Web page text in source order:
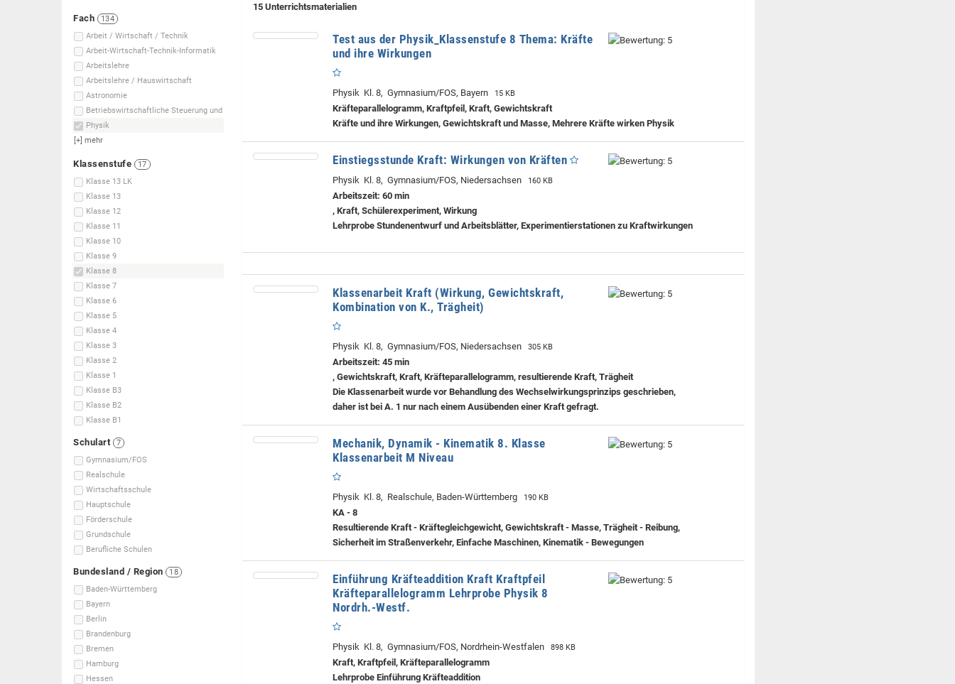
Fach
134
Arbeit / Wirtschaft / Technik
Arbeit-Wirtschaft-Technik-Informatik
Arbeitslehre
Arbeitslehre / Hauswirtschaft
Astronomie
Betriebswirtschaftliche Steuerung und
Physik
[+] mehr
Klassenstufe
17
Klasse 13 LK
Klasse 13
Klasse 12
Klasse 11
Klasse 10
Klasse 9
Klasse 8
Klasse 7
Klasse 6
Klasse 5
Klasse 4
Klasse 3
Klasse 2
Klasse 1
Klasse B3
Klasse B2
Klasse B1
Schulart
7
Gymnasium/FOS
Realschule
Wirtschaftsschule
Hauptschule
Förderschule
Grundschule
Berufliche Schulen
Bundesland / Region
18
Baden-Württemberg
Bayern
Berlin
Brandenburg
Bremen
Hamburg
Hessen
15 Unterrichtsmaterialien
Test aus der Physik_Klassenstufe 8 Thema: Kräfte
und ihre Wirkungen
Physik Kl. 8, Gymnasium/FOS, Bayern 15 KB
Kräfteparallelogramm, Kraftpfeil, Kraft, Gewichtskraft
Kräfte und ihre Wirkungen, Gewichtskraft und Masse, Mehrere Kräfte wirken Physik
Einstiegsstunde Kraft: Wirkungen von Kräften
Physik Kl. 8, Gymnasium/FOS, Niedersachsen 160 KB
Arbeitszeit: 60 min
, Kraft, Schülerexperiment, Wirkung
Lehrprobe Stundenentwurf und Arbeitsblätter, Experimentierstationen zu Kraftwirkungen
Klassenarbeit Kraft (Wirkung, Gewichtskraft,
Kombination von K., Trägheit)
Physik Kl. 8, Gymnasium/FOS, Niedersachsen 305 KB
Arbeitszeit: 45 min
, Gewichtskraft, Kraft, Kräfteparallelogramm, resultierende Kraft, Trägheit
Die Klassenarbeit wurde vor Behandlung des Wechselwirkungsprinzips geschrieben,
daher ist bei A. 1 nur nach einem Ausübenden einer Kraft gefragt.
Mechanik, Dynamik - Kinematik 8. Klasse
Klassenarbeit M Niveau
Physik Kl. 8, Realschule, Baden-Württemberg 190 KB
KA - 8
Resultierende Kraft - Kräftegleichgewicht, Gewichtskraft - Masse, Trägheit - Reibung,
Sicherheit im Straßenverkehr, Einfache Maschinen, Kinematik - Bewegungen
Einführung Kräfteaddition Kraft Kraftpfeil
Kräfteparallelogramm Lehrprobe Physik 8
Nordrh.-Westf.
Physik Kl. 8, Gymnasium/FOS, Nordrhein-Westfalen 898 KB
Kraft, Kraftpfeil, Kräfteparallelogramm
Lehrprobe Einführung Kräfteaddition